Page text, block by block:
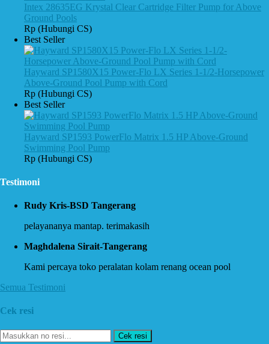
Intex 28635EG Krystal Clear Cartridge Filter Pump for Above
Ground Pools
Rp (Hubungi CS)
Best Seller
Hayward SP1580X15 Power-Flo LX Series 1-1/2-Horsepower
Above-Ground Pool Pump with Cord
Rp (Hubungi CS)
Best Seller
Hayward SP1593 PowerFlo Matrix 1.5 HP Above-Ground
Swimming Pool Pump
Rp (Hubungi CS)
Testimoni
Rudy Kris-BSD Tangerang
pelayananya mantap. terimakasih
Maghdalena Sirait-Tangerang
Kami percaya toko peralatan kolam renang ocean pool
Semua Testimoni
Cek resi
Cek resi